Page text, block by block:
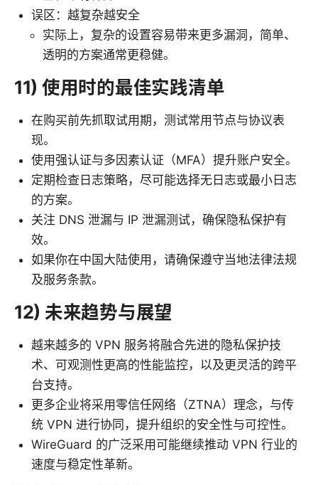
误区：越复杂越安全
实际上，复杂的设置容易带来更多漏洞，简单、
透明的方案通常更稳健。
11) 使用时的最佳实践清单
在购买前先抓取试用期，测试常用节点与协议表
现。
使用强认证与多因素认证（MFA）提升账户安全。
定期检查日志策略，尽可能选择无日志或最小日志
的方案。
关注 DNS 泄漏与 IP 泄漏测试，确保隐私保护有
效。
如果你在中国大陆使用，请确保遵守当地法律法规
及服务条款。
12) 未来趋势与展望
越来越多的 VPN 服务将融合先进的隐私保护技
术、可观测性更高的性能监控，以及更灵活的跨平
台支持。
更多企业将采用零信任网络（ZTNA）理念，与传
统 VPN 进行协同，提升组织的安全性与可控性。
WireGuard 的广泛采用可能继续推动 VPN 行业的
速度与稳定性革新。